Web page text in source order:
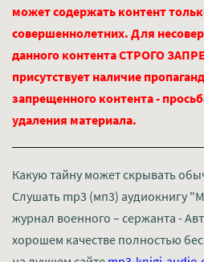
может содержать контент
совершеннолетних. Для
данного контента СТРОГО
присутствует наличие
запрещенного контента -
удаления материала.
Какую тайну может скрывать
Слушать mp3 (мп3) аудиокнигу
журнал военного – сержанта -
хорошем качестве полностью